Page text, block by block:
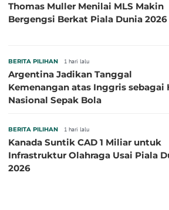
Thomas Muller Menilai MLS Makin
Bergengsi Berkat Piala Dunia 2026
BERITA PILIHAN 1 hari lalu
Argentina Jadikan Tanggal
Kemenangan atas Inggris sebagai
Nasional Sepak Bola
BERITA PILIHAN 1 hari lalu
Kanada Suntik CAD 1 Miliar untuk
Infrastruktur Olahraga Usai Piala
2026